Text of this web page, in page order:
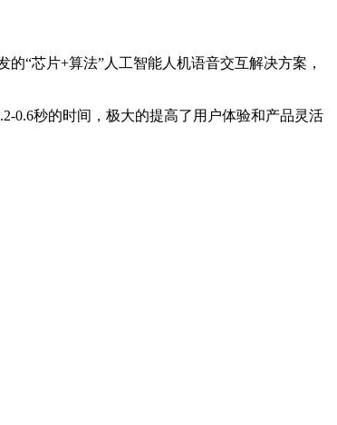
“芯片+算法”人工智能人机语音交互解决方案，
0.6秒的时间，极大的提高了用户体验和产品灵活